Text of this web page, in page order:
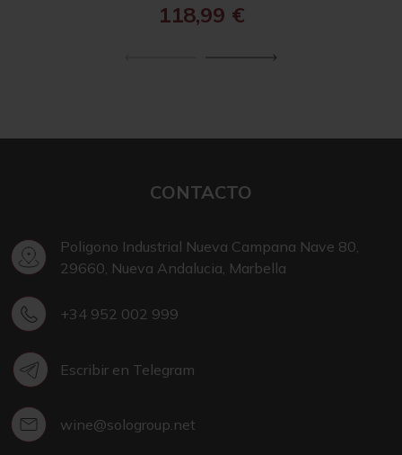
118,99 €
CONTACTO
Poligono Industrial Nueva Campana Nave 80,
29660, Nueva Andalucia, Marbella
+34 952 002 999
Escribir en Telegram
wine@sologroup.net